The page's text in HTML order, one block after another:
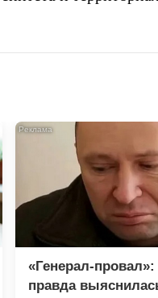
«Генерал-провал»:
правда